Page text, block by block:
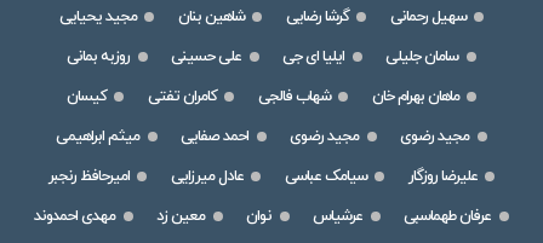
سهیل رحمانی
گرشا رضایی شاهین بنان
مجید یحیایی
سامان جلیلی
ایلیا ای جی علی حسینی
روزبه بمانی
ماهان بهرام خان
شهاب فالجی کامران تفتی
کیسان
مجید رضوی
مجید رضوی احمد صفایی
میثم ابراهیمی
علیرضا روزگار
سیامک عباسی عادل میرزایی
امیرحافظ رنجبر
عرفان طهماسبی
عرشیاس نوان معین زد
مهدی احمدوند